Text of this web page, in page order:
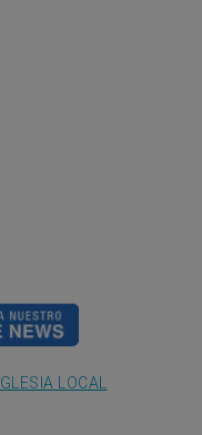
IGLESIA LOCAL